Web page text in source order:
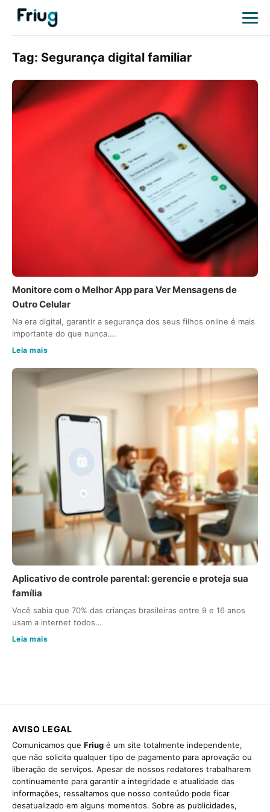
Tag: Segurança digital familiar
Monitore com o Melhor App para Ver Mensagens de
Outro Celular
Na era digital, garantir a segurança dos seus filhos online é mais
importante do que nunca.…
Leia mais
Aplicativo de controle parental: gerencie e proteja sua
família
Você sabia que 70% das crianças brasileiras entre 9 e 16 anos
usam a internet todos…
Leia mais
AVISO LEGAL
Comunicamos que Friug é um site totalmente independente,
que não solicita qualquer tipo de pagamento para aprovação ou
liberação de serviços. Apesar de nossos redatores trabalharem
continuamente para garantir a integridade e atualidade das
informações, ressaltamos que nosso conteúdo pode ficar
desatualizado em alguns momentos. Sobre as publicidades,